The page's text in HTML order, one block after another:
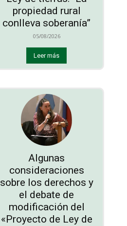
propiedad rural
conlleva soberanía”
05/08/2026
Leer más
Algunas
consideraciones
sobre los derechos y
el debate de
modificación del
«Proyecto de Ley de